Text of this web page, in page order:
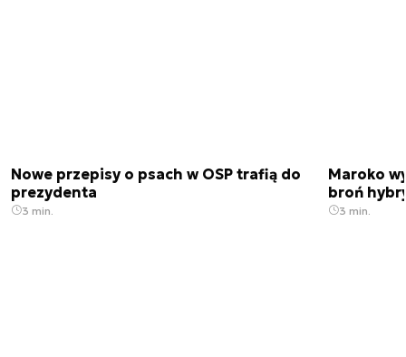
Nowe przepisy o psach w OSP trafią do
prezydenta
3 min.
Maroko
broń
3 min.